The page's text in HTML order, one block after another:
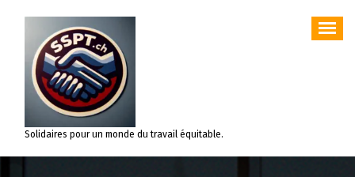
contenu
Solidaires pour un monde du travail équitable.